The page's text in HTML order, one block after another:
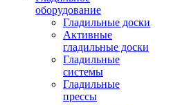
оборудование
Гладильные доски
Активные
гладильные доски
Гладильные
системы
Гладильные
прессы